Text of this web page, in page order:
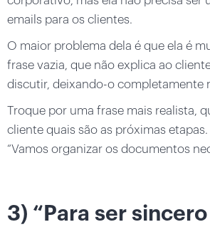
emails para os clientes.
O maior problema dela é que ela é
frase vazia, que não explica ao
discutir, deixando-o completamente
Troque por uma frase mais realista,
cliente quais são as próximas
“Vamos organizar os documentos
3) “Para ser